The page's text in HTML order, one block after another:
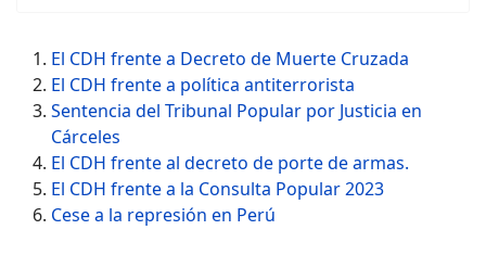
El CDH frente a Decreto de Muerte Cruzada
El CDH frente a política antiterrorista
Sentencia del Tribunal Popular por Justicia en
Cárceles
El CDH frente al decreto de porte de armas.
El CDH frente a la Consulta Popular 2023
Cese a la represión en Perú